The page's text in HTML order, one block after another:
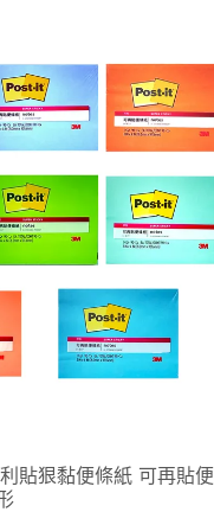
貼狠黏便條紙 可再貼便